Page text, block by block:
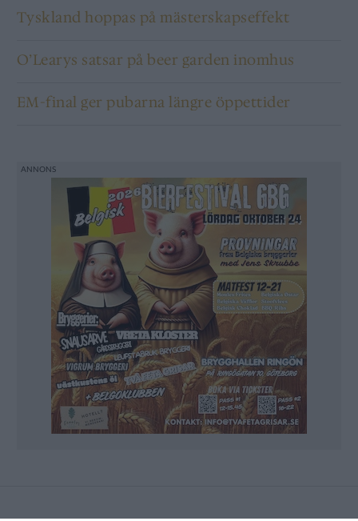
Tyskland hoppas på mästerskapseffekt
O’Learys satsar på beer garden inomhus
EM-final ger pubarna längre öppettider